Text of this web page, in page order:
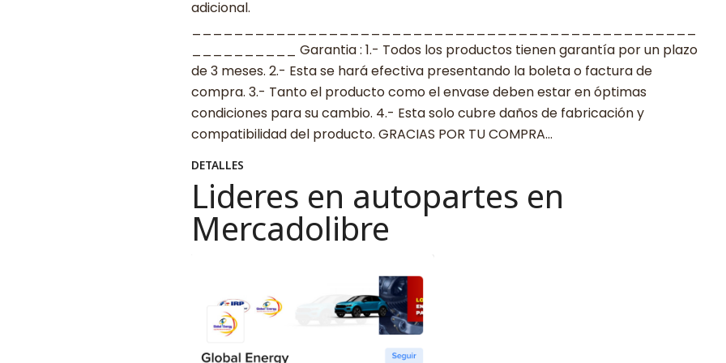
adicional.
__________ Garantia : 1.- Todos los productos tienen garantía por un plazo
de 3 meses. 2.- Esta se hará efectiva presentando la boleta o factura de
compra. 3.- Tanto el producto como el envase deben estar en óptimas
condiciones para su cambio. 4.- Esta solo cubre daños de fabricación y
compatibilidad del producto. GRACIAS POR TU COMPRA…
DETALLES
Lideres en autopartes en
Mercadolibre